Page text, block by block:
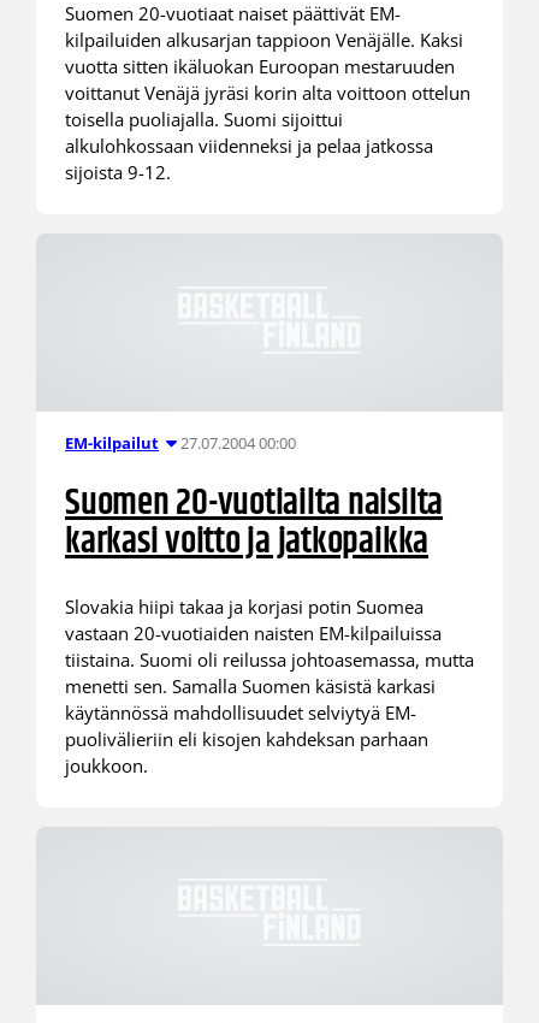
Suomen 20-vuotiaat naiset päättivät EM-
kilpailuiden alkusarjan tappioon Venäjälle. Kaksi
vuotta sitten ikäluokan Euroopan mestaruuden
voittanut Venäjä jyräsi korin alta voittoon ottelun
toisella puoliajalla. Suomi sijoittui
alkulohkossaan viidenneksi ja pelaa jatkossa
sijoista 9-12.
EM-kilpailut 27.07.2004 00:00
Suomen 20-vuotiailta naisilta
karkasi voitto ja jatkopaikka
Slovakia hiipi takaa ja korjasi potin Suomea
vastaan 20-vuotiaiden naisten EM-kilpailuissa
tiistaina. Suomi oli reilussa johtoasemassa, mutta
menetti sen. Samalla Suomen käsistä karkasi
käytännössä mahdollisuudet selviytyä EM-
puolivälieriin eli kisojen kahdeksan parhaan
joukkoon.